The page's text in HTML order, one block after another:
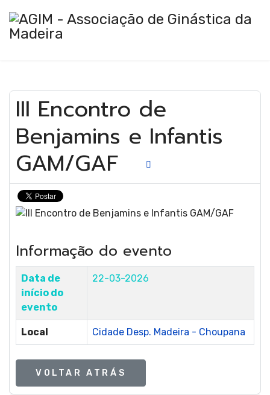
Artística
Rítmica
III Encontro de
Benjamins e Infantis
GAM/GAF
Informação do evento
Data de
início do
evento
22-03-2026
Local Cidade Desp. Madeira - Choupana
VOLTAR ATRÁS